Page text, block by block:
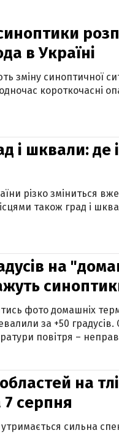
в Україні
синоптичної
короткочасні
і шквали: де
різко зміниться
також град і
на
фото домашніх
за +50
повітря –
на
серпня
сильна